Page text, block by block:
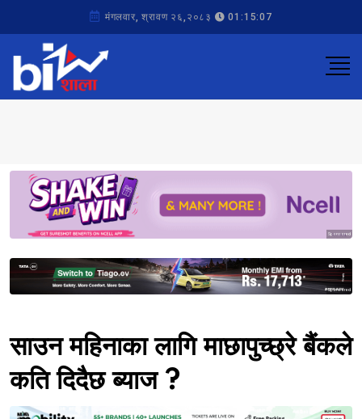
मंगलवार, श्रावण २६,२०८३ 01:15:07
Sponsored
Sponsored
साउन महिनाका लागि माछापुच्छ्रे बैंकले
कति दिदैछ ब्याज ?